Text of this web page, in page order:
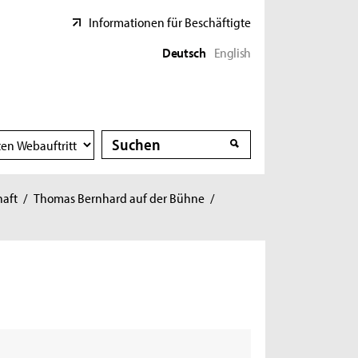
Informationen für Beschäftigte
Deutsch English
Suche
Suche
/ Thomas Bernhard auf der Bühne /